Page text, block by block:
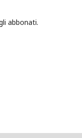
abbonati.